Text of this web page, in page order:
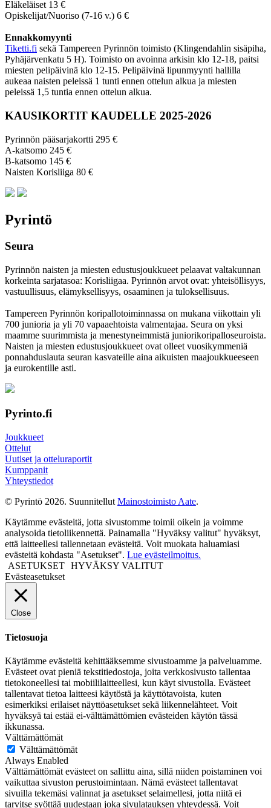
Eläkeläiset 13 €
Opiskelijat/Nuoriso (7-16 v.) 6 €
Ennakkomyynti
Tiketti.fi sekä Tampereen Pyrinnön toimisto (Klingendahlin sisäpiha,
Pyhäjärvenkatu 5 H). Toimisto on avoinna arkisin klo 12-18, paitsi
miesten pelipäivinä klo 12-15. Pelipäivinä lipunmyynti hallilla
aukeaa naisten peleissä 1 tunti ennen ottelun alkua ja miesten
peleissä 1,5 tuntia ennen ottelun alkua.
KAUSIKORTIT KAUDELLE 2025-2026
Pyrinnön pääsarjakortti 295 €
A-katsomo 245 €
B-katsomo 145 €
Naisten Korisliiga 80 €
Pyrintö
Seura
Pyrinnön naisten ja miesten edustusjoukkueet pelaavat valtakunnan
korkeinta sarjatasoa: Korisliigaa. Pyrinnön arvot ovat: yhteisöl­lisyys,
vastuul­lisuus, elämyk­sellisyys, osaaminen ja tulok­sellisuus.
Tampereen Pyrinnön kori­pallo­toimin­nassa on mukana viikottain yli
700 junioria ja yli 70 vapaa­ehtoista valmen­tajaa. Seura on yksi
maamme suurim­mista ja menes­tyneim­mistä juni­ori­kori­pallo­seuroista.
Naisten ja miesten edustus­joukkueet ovat olleet vuosi­kymmeniä
ponnahdus­lauta seuran kasvateille aina aikuisten maa­joukkueeseen
ja euro­kentille asti.
Pyrinto.fi
Joukkueet
Ottelut
Uutiset ja otteluraportit
Kumppanit
Yhteystiedot
© Pyrintö 2026. Suunnitellut Mainostoimisto Aate.
Käytämme evästeitä, jotta sivustomme toimii oikein ja voimme
analysoida tietoliikennettä. Painamalla "Hyväksy valitut" hyväksyt,
että laitteellesi tallennetaan evästeitä. Voit muokata haluamiasi
evästeitä kohdasta "Asetukset". Lue evästeilmoitus.
ASETUKSET HYVÄKSY VALITUT
Evästeasetukset
Close
Tietosuoja
Käytämme evästeitä kehittääksemme sivustoamme ja palveluamme.
Evästeet ovat pieniä tekstitiedostoja, joita verkkosivusto tallentaa
tietokoneellesi tai mobiililaitteellesi, kun käyt sivustolla. Evästeet
tallentavat tietoa laitteesi käytöstä ja käyttötavoista, kuten
esimerkiksi erilaiset näyttöasetukset sekä liikennelähteet. Voit
hyväksyä tai estää ei-välttämättömien evästeiden käytön tässä
ikkunassa.
Välttämättömät
Välttämättömät
Always Enabled
Välttämättömät evästeet on sallittu aina, sillä niiden poistaminen voi
vaikuttaa sivuston perustoimintaan. Nämä evästeet tallentavat
sivuilla tekemäsi valinnat ja asetukset selaimellesi, jotta niitä ei
tarvitse syöttää uudestaan joka sivulatauksen yhteydessä. Voit